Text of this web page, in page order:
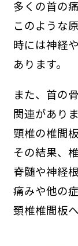
多くの首の
このような
時には神経
あります。
また、首の
関連がありま
頸椎の椎間
その結果、
脊髄や神経
痛みや他の
頚椎椎間板